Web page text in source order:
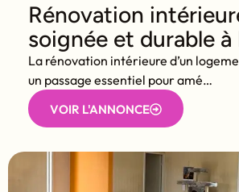
Rénovation
soignée et durable à
La rénovation intérieure d’un
un passage essentiel pour amé…
VOIR L'ANNONCE